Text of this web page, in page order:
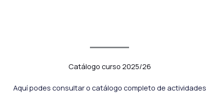
Catálogo curso 2025/26
Aquí podes consultar o catálogo completo de actividades